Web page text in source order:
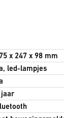
x 247 x 98 mm
led-lampjes
jaar